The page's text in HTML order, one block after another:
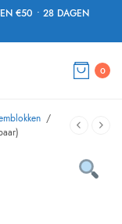
€50 • 28 DAGEN
0
/